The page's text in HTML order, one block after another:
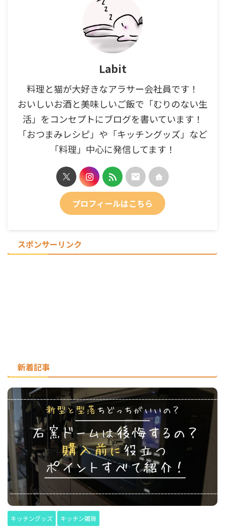
Labit
料理と猫が大好きなアラサー会社員です！
おいしいお酒と美味しいご飯で「むりのない生
活」をコンセプトにブログを書いています！
「おつまみレシピ」や「キッチングッズ」など
「料理」中心に発信してます！
プロフィールはこちら
スポンサーリンク
新着記事
キッチングッズ キッチン雑貨